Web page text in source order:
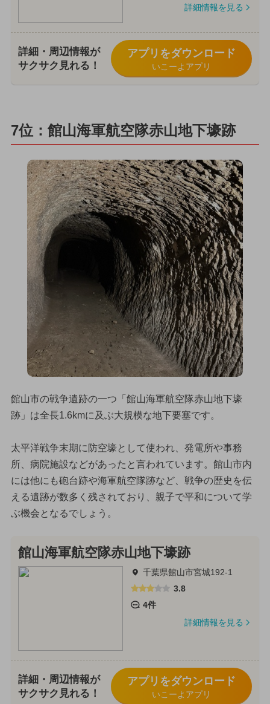
詳細情報を見る
詳細・周辺情報が
サクサク見れる！
アプリをダウンロード
いこーよアプリ
7位：館山海軍航空隊赤山地下壕跡
館山市の戦争遺跡の一つ「館山海軍航空隊赤山地下壕
跡」は全長1.6kmに及ぶ大規模な地下要塞です。
太平洋戦争末期に防空壕として使われ、発電所や事務
所、病院施設などがあったと言われています。館山市内
には他にも砲台跡や海軍航空隊跡など、戦争の歴史を伝
える遺跡が数多く残されており、親子で平和について学
ぶ機会となるでしょう。
館山海軍航空隊赤山地下壕跡
千葉県館山市宮城192-1
3.8
4件
詳細情報を見る
詳細・周辺情報が
サクサク見れる！
アプリをダウンロード
いこーよアプリ